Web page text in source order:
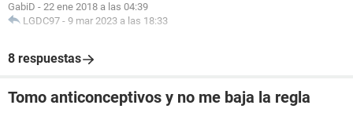
GabiD - 22 ene 2018 a las 04:39
LGDC97 - 9 mar 2023 a las 18:33
8 respuestas
Tomo anticonceptivos y no me baja la regla